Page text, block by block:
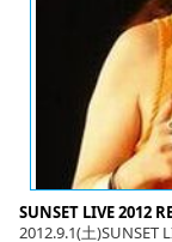
SUNSET LIVE 2012
2012.9.1(土)SUNSET